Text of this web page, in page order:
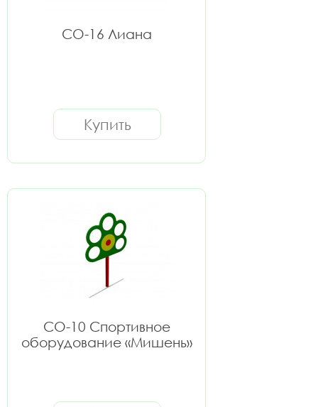
СО-16 Лиана
Купить
СО-10 Спортивное
оборудование «Мишень»